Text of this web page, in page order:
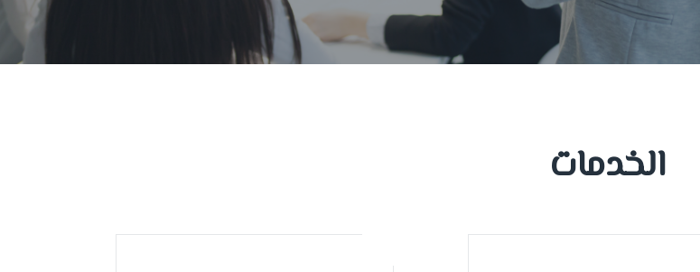
الخدمات